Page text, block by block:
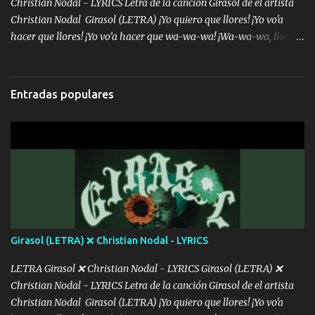
Christian Nodal - LYRICS Letra de la canción Girasol de el artista
Christian Nodal Girasol (LETRA) ¡Yo quiero que llores! ¡Yo vo'a
hacer que llores! ¡Yo vo’a hacer que wa-wa-wa! ¡Wa-wa-wa, llores!
cada que intentas cantar Cada que intentas rapear, cada que
intentas rimar Pobre payaso que usa a todo el mundo pa' conectar
con la gente Dices "Latino Gang" pero pisas a to'a tu gente Pa’ dar
menos se prudente Hoy me sabe a mierda, traigo un Balvin en los
dientes Por falta de empatía le toca ser resiliente ¿Acaso eres
consciente de los followers que mueves? Parcerito, abre los ojos y
ve el poder que tienes Otro chiste malo son los nombres de tus
álbum's "José, vibras colores con la energía del diablo " ¿Si ...
Entradas populares
Girasol (LETRA) ❌ Christian Nodal - LYRICS
LETRA Girasol ❌ Christian Nodal - LYRICS Girasol (LETRA) ❌
Christian Nodal - LYRICS Letra de la canción Girasol de el artista
Christian Nodal Girasol (LETRA) ¡Yo quiero que llores! ¡Yo vo'a